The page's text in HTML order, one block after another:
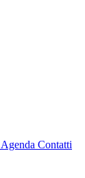
Agenda Contatti